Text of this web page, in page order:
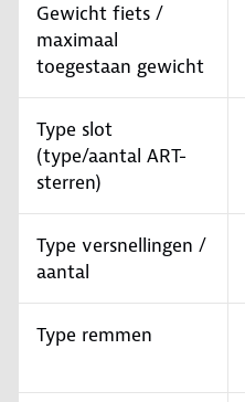
Gewicht fiets /
maximaal
toegestaan gewicht
Type slot
(type/aantal ART-
sterren)
Type versnellingen /
aantal
Type remmen